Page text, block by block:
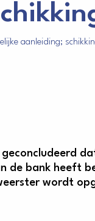
aanleiding;
de bank heeft
wordt